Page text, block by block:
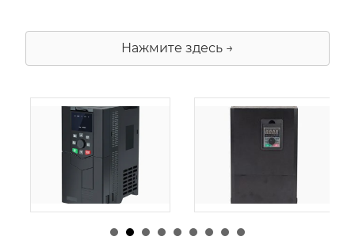
Нажмите здесь →
由admin |30 1 月,
由admin |29 1 月,